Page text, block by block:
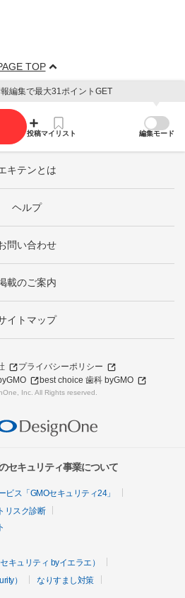
TOP
編集で最大31ポイントGET
投稿マイリスト 編集モード
キテンとは
ヘルプ
問い合わせ
載のご案内
イトマップ
プライバシーポリシー
best choice 歯科 byGMO
Inc. All Rights reserved.
セキュリティ事業について
ス「GMOセキュリティ24」
リスク診断
キュリティ byイエラエ）
）
なりすまし対策